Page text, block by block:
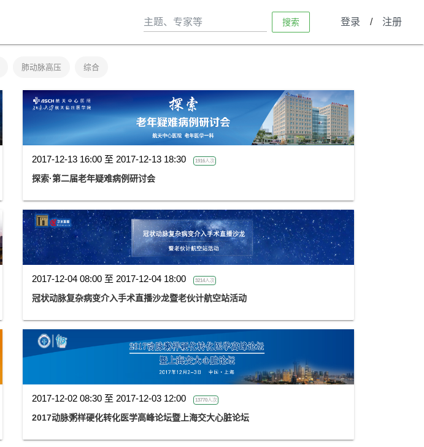
搜索 登录 / 注册
肺动脉高压 综合
2017-12-13 16:00 至 2017-12-13 18:30 1916人次
探索·第二届老年疑难病例研讨会
2017-12-04 08:00 至 2017-12-04 18:00 3214人次
冠状动脉复杂病变介入手术直播沙龙暨老伙计航空站活动
2017-12-02 08:30 至 2017-12-03 12:00 13770人次
2017动脉粥样硬化转化医学高峰论坛暨上海交大心脏论坛